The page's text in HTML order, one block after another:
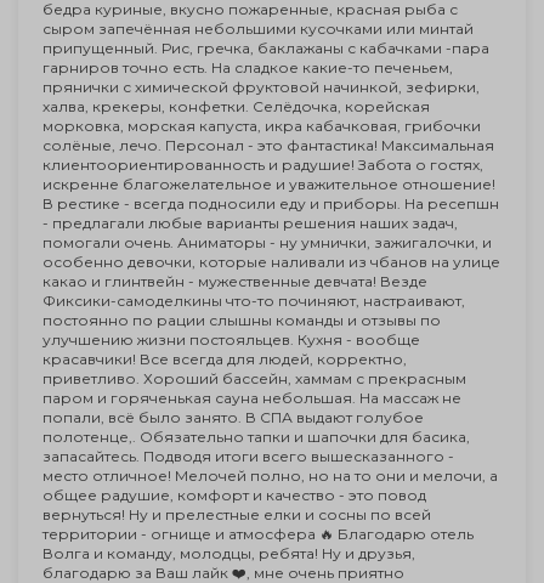
бедра куриные, вкусно пожаренные, красная рыба с
сыром запечённая небольшими кусочками или минтай
припущенный. Рис, гречка, баклажаны с кабачками -пара
гарниров точно есть. На сладкое какие-то печеньем,
прянички с химической фруктовой начинкой, зефирки,
халва, крекеры, конфетки. Селёдочка, корейская
морковка, морская капуста, икра кабачковая, грибочки
солёные, лечо. Персонал - это фантастика! Максимальная
клиентоориентированность и радушие! Забота о гостях,
искренне благожелательное и уважительное отношение!
В рестике - всегда подносили еду и приборы. На ресепшн
- предлагали любые варианты решения наших задач,
помогали очень. Аниматоры - ну умнички, зажигалочки, и
особенно девочки, которые наливали из чбанов на улице
какао и глинтвейн - мужественные девчата! Везде
Фиксики-самоделкины что-то починяют, настраивают,
постоянно по рации слышны команды и отзывы по
улучшению жизни постояльцев. Кухня - вообще
красавчики! Все всегда для людей, корректно,
приветливо. Хороший бассейн, хаммам с прекрасным
паром и горяченькая сауна небольшая. На массаж не
попали, всё было занято. В СПА выдают голубое
полотенце,. Обязательно тапки и шапочки для басика,
запасайтесь. Подводя итоги всего вышесказанного -
место отличное! Мелочей полно, но на то они и мелочи, а
общее радушие, комфорт и качество - это повод
вернуться! Ну и прелестные елки и сосны по всей
территории - огнище и атмосфера 🔥 Благодарю отель
Волга и команду, молодцы, ребята! Ну и друзья,
благодарю за Ваш лайк ❤️, мне очень приятно